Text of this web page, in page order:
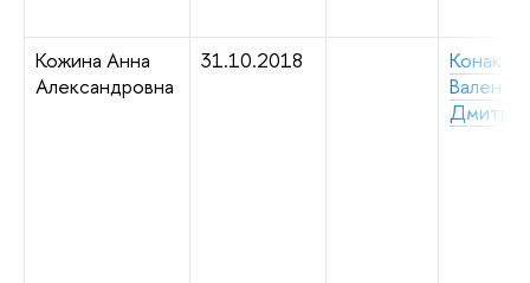
Кожина Анна
Александровна
31.10.2018
Конаков